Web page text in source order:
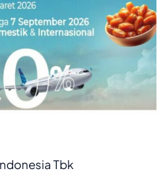
Tbk